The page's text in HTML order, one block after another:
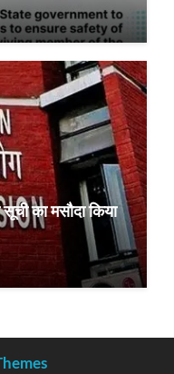
का मसौदा किया